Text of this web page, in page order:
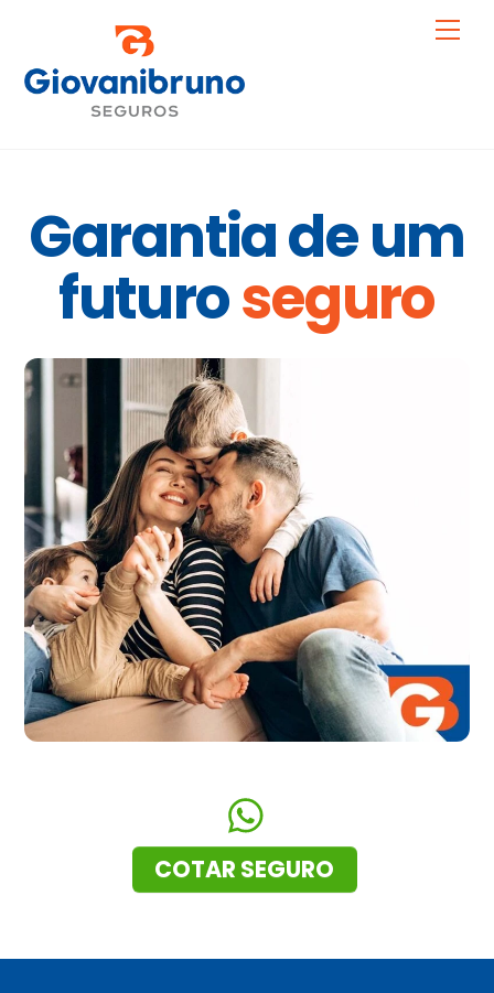
content
Garantia de um
futuroseguro
COTAR SEGURO